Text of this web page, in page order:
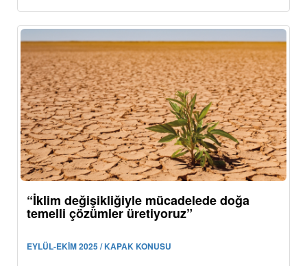
“İklim değişikliğiyle mücadelede doğa
temelli çözümler üretiyoruz”
EYLÜL-EKİM 2025 / KAPAK KONUSU